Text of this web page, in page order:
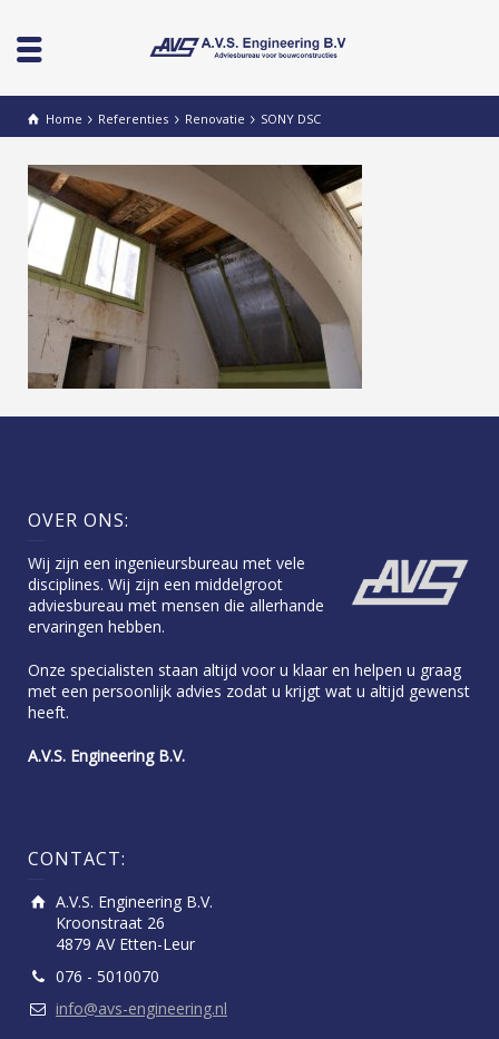
Home Referenties Renovatie SONY DSC
OVER ONS:
Wij zijn een ingenieursbureau met vele
disciplines. Wij zijn een middelgroot
adviesbureau met mensen die allerhande
ervaringen hebben.
Onze specialisten staan altijd voor u klaar en helpen u graag
met een persoonlijk advies zodat u krijgt wat u altijd gewenst
heeft.
A.V.S. Engineering B.V.
CONTACT:
A.V.S. Engineering B.V.
Kroonstraat 26
4879 AV Etten-Leur
076 - 5010070
info@avs-engineering.nl